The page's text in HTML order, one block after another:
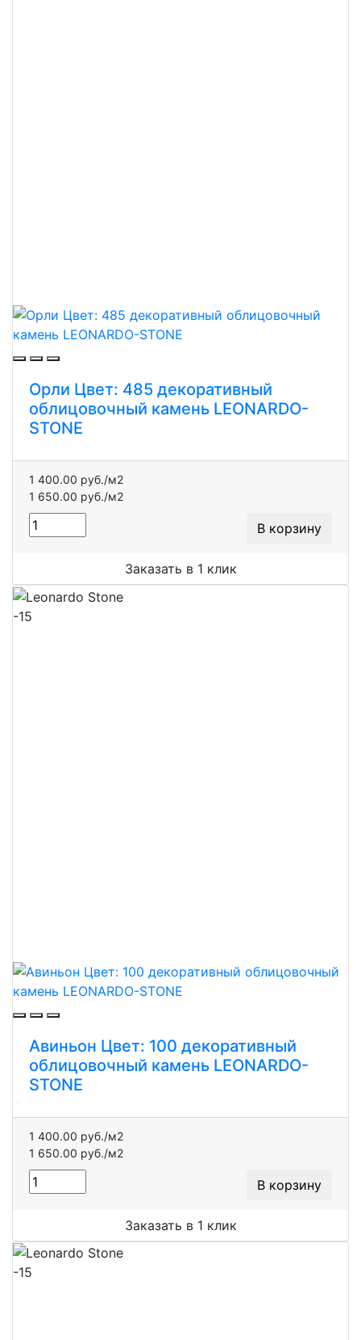
Орли Цвет: 485 декоративный
облицовочный камень LEONARDO-
STONE
1 400.00 руб./м2
1 650.00 руб./м2
В корзину
Заказать в 1 клик
-15
Авиньон Цвет: 100 декоративный
облицовочный камень LEONARDO-
STONE
1 400.00 руб./м2
1 650.00 руб./м2
В корзину
Заказать в 1 клик
-15